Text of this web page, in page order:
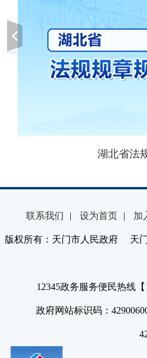
湖北省法
联系我们 | 设为首页 | 加
版权所有：天门市人民政府 天
12345政务服务便民热线
政府网站标识码：